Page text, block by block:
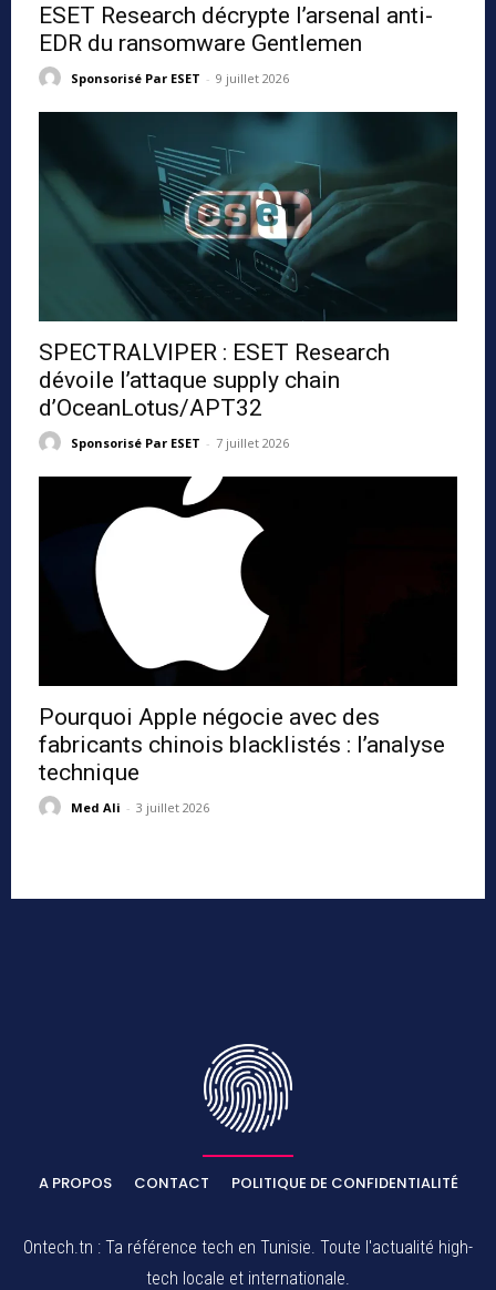
ESET Research décrypte l’arsenal anti-
EDR du ransomware Gentlemen
Sponsorisé Par ESET - 9 juillet 2026
SPECTRALVIPER : ESET Research
dévoile l’attaque supply chain
d’OceanLotus/APT32
Sponsorisé Par ESET - 7 juillet 2026
Pourquoi Apple négocie avec des
fabricants chinois blacklistés : l’analyse
technique
Med Ali - 3 juillet 2026
A PROPOS CONTACT POLITIQUE DE CONFIDENTIALITÉ
Ontech.tn : Ta référence tech en Tunisie. Toute l'actualité high-
tech locale et internationale.